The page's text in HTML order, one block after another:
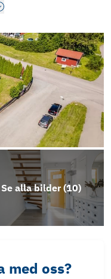
Se alla bilder (10)
med oss?